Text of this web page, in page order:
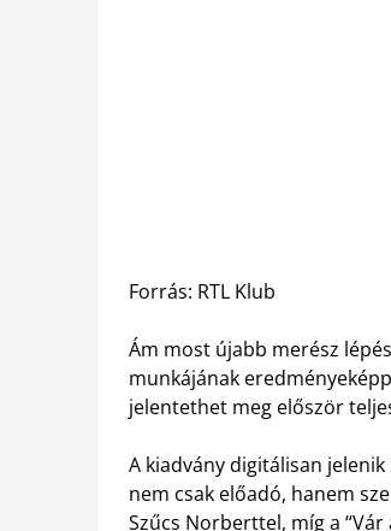
Forrás: RTL Klub
Ám most újabb merész
munkájának
jelentethet meg először
A kiadvány digitálisan
nem csak előadó, hanem
Szűcs Norberttel, míg a